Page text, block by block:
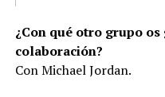
¿Con qué otro grupo
colaboración?
Con Michael Jordan.